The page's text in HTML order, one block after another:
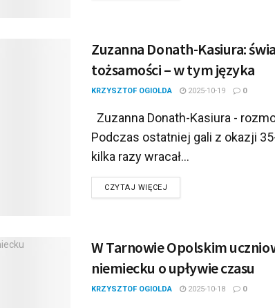
Zuzanna Donath-Kasiura:
tożsamości – w tym języka
KRZYSZTOF OGIOLDA 2025-10-19 0
Zuzanna Donath-Kasiura -
Podczas ostatniej gali z okazji
kilka razy wracał...
CZYTAJ WIĘCEJ
W Tarnowie Opolskim
niemiecku o upływie czasu
KRZYSZTOF OGIOLDA 2025-10-18 0